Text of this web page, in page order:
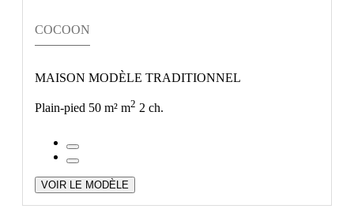
COCOON
MAISON MODÈLE TRADITIONNEL
Plain-pied 50 m² m2 2 ch.
VOIR LE MODÈLE